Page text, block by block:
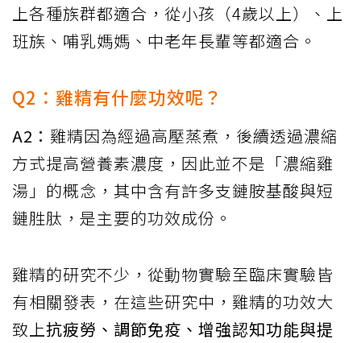
上各種族群都適合，從小孩（4歲以上）、上
班族、哺乳媽媽、中老年長輩等都適合。
Q2：雞精有什麼功效呢？
A2： 雞精因為經過高壓蒸煮，後續透過濃縮
方式提高營養素濃度，因此並不是「濃縮雞
湯」的概念，其中含有許多支鏈胺基酸與短
鏈胜肽，是主要的功效成份。
雞精的研究不少，從動物實驗至臨床實驗皆
有相關發表，在這些研究中，雞精的功效大
致上抗疲勞、調節免疫、增強認知功能與提